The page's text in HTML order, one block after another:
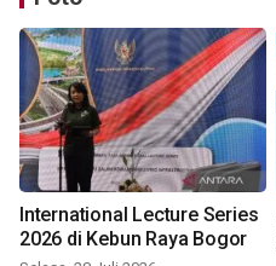
International Lecture Series
2026 di Kebun Raya Bogor